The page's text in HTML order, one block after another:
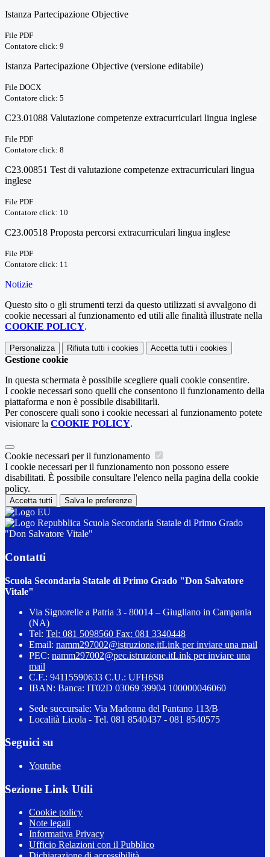
Istanza Partecipazione Objective
File PDF
Contatore click: 9
Istanza Partecipazione Objective (versione editabile)
File DOCX
Contatore click: 5
C23.01088 Valutazione competenze extracurriculari lingua inglese
File PDF
Contatore click: 8
C23.00851 Test di valutazione competenze extracurriculari lingua
inglese
File PDF
Contatore click: 10
C23.00518 Proposta percorsi extracurriculari lingua inglese
File PDF
Contatore click: 11
Notizie
Questo sito o gli strumenti terzi da questo utilizzati si avvalgono di
cookie necessari al funzionamento ed utili alle finalità illustrate nella
COOKIE POLICY.
Personalizza Rifiuta tutti i cookies Accetta tutti i cookies
Gestione cookie
In questa schermata è possibile scegliere quali cookie consentire.
I cookie necessari sono quelli che consentono il funzionamento della
piattaforma e non è possibile disabilitarli.
Per conoscere quali sono i cookie necessari al funzionamento potete
visionare la COOKIE POLICY.
Cookie necessari per il funzionamento
I cookie necessari per il funzionamento non possono essere
disabilitati. È possibile consultare l'elenco nella pagina della cookie
policy.
Accetta tutti Salva le preferenze
Scuola Secondaria Statale di Primo Grado
"Don Salvatore Vitale"
Contatti
Scuola Secondaria Statale di Primo Grado "Don Salvatore
Vitale"
Via Signorelle a Patria 3 - 80014 – Giugliano in Campania
(NA)
Tel: Tel: 081 5098560 Fax: 081 3340448
Email: namm297002@istruzione.itLink per inviare una mail
PEC: namm297002@pec.istruzione.itLink per inviare una
mail
C.F.: 94115590633 C.U.: UFH6S8
IBAN: Banca: IT02D 03069 39904 100000046060
Sede succursale: Via Madonna del Pantano 113/B
Località Licola - Tel. 081 8540437 - 081 8540575
Seguici su
Youtube
Sezione Link Utili
Cookie policy
Note legali
Informativa Privacy
Ufficio Relazioni con il Pubblico